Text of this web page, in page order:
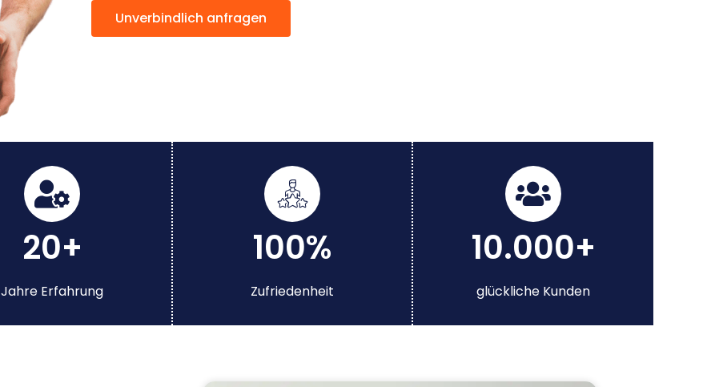
Unverbindlich anfragen
20+
Jahre Erfahrung
100%
Zufriedenheit
10.000+
glückliche Kunden